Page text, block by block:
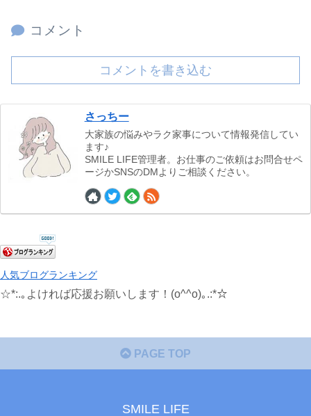
コメント
コメントを書き込む
さっちー
大家族の悩みやラク家事について情報発信してい
ます♪
SMILE LIFE管理者。お仕事のご依頼はお問合せペ
ージかSNSのDMよりご相談ください。
人気ブログランキング
☆*:.｡よければ応援お願いします！(o^^o)｡.:*☆
PAGE TOP
SMILE LIFE